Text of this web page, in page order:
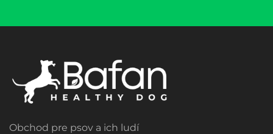
Obchod pre psov a ich ludí